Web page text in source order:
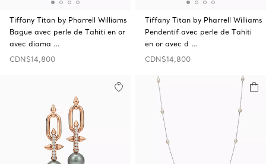
Tiffany Titan by Pharrell Williams
Bague avec perle de Tahiti en or
avec diama …
CDN$14,800
Tiffany Titan by Pharrell Williams
Pendentif avec perle de Tahiti
en or avec d …
CDN$14,800